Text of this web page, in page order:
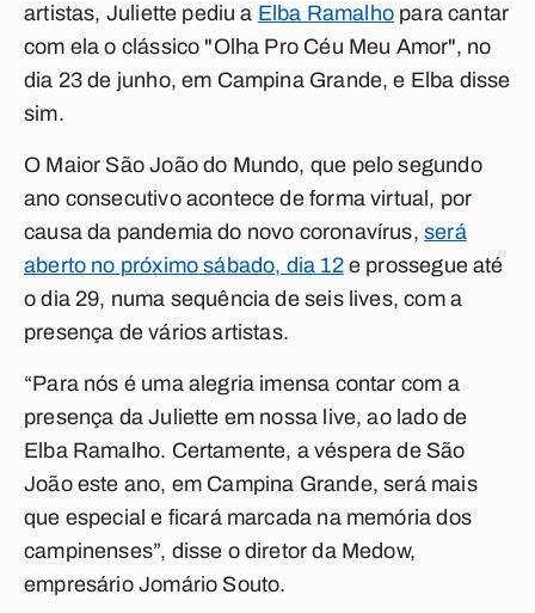
artistas, Juliette pediu a Elba Ramalho para cantar
com ela o clássico "Olha Pro Céu Meu Amor", no
dia 23 de junho, em Campina Grande, e Elba disse
sim.
O Maior São João do Mundo, que pelo segundo
ano consecutivo acontece de forma virtual, por
causa da pandemia do novo coronavírus,será
aberto no próximo sábado, dia 12e prossegue até
o dia 29, numa sequência de seis lives, com a
presença de vários artistas.
“Para nós é uma alegria imensa contar com a
presença da Juliette em nossa live, ao lado de
Elba Ramalho. Certamente, a véspera de São
João este ano, em Campina Grande, será mais
que especial e ficará marcada na memória dos
campinenses”, disse o diretor da Medow,
empresário Jomário Souto.